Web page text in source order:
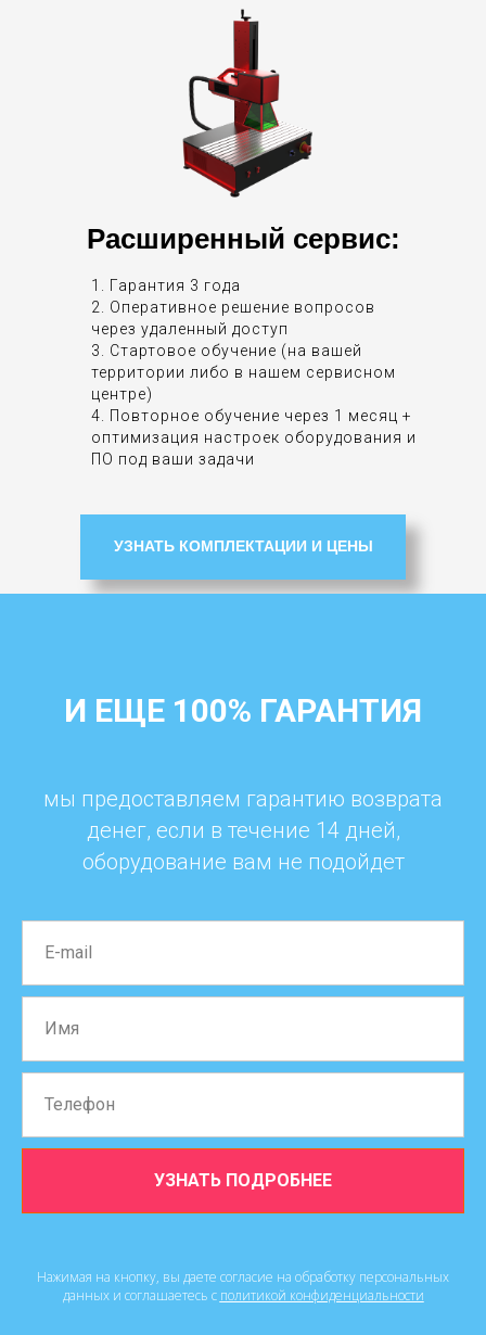
1. Гарантия 3 года
2. Оперативное решение вопросов
через удаленный доступ
3. Стартовое обучение (на вашей
территории либо в нашем сервисном
центре)
4. Повторное обучение через 1 месяц +
оптимизация настроек оборудования и
ПО под ваши задачи
Расширенный сервис:
УЗНАТЬ КОМПЛЕКТАЦИИ И ЦЕНЫ
И ЕЩЕ 100% ГАРАНТИЯ
мы предоставляем гарантию возврата
денег, если в течение 14 дней,
оборудование вам не подойдет
УЗНАТЬ ПОДРОБНЕЕ
Нажимая на кнопку, вы даете согласие на обработку персональных
данных и соглашаетесь c политикой конфиденциальности